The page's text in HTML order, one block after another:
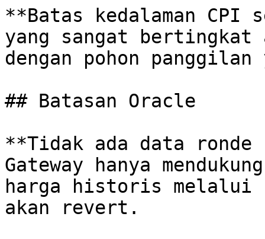
**Batas kedalaman CPI
yang sangat bertingkat
dengan pohon
## Batasan Oracle
**Tidak ada data
Gateway hanya
harga historis melalui
akan revert.